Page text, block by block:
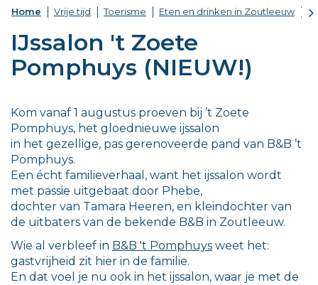
Home Vrije tijd Toerisme Eten en drinken in Zoutleeuw
IJssalon 't Zoete
Pomphuys (NIEUW!)
Kom vanaf 1 augustus proeven bij ’t Zoete
Pomphuys, het gloednieuwe ijssalon
in het gezellige, pas gerenoveerde pand van B&B ’t
Pomphuys.
Een écht familieverhaal, want het ijssalon wordt
met passie uitgebaat door Phebe,
dochter van Tamara Heeren, en kleindochter van
de uitbaters van de bekende B&B in Zoutleeuw.
Wie al verbleef in B&B 't Pomphuys weet het:
gastvrijheid zit hier in de familie.
En dat voel je nu ook in het ijssalon, waar je met de